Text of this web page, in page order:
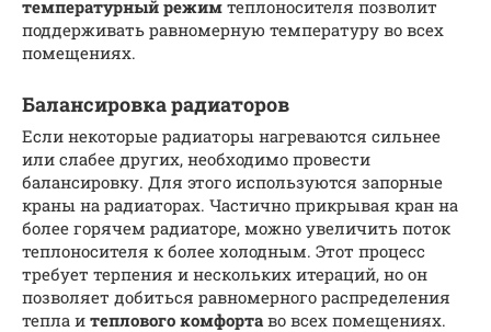
температурный режим теплоносителя позволит
поддерживать равномерную температуру во всех
помещениях.
Балансировка радиаторов
Если некоторые радиаторы нагреваются сильнее
или слабее других, необходимо провести
балансировку. Для этого используются запорные
краны на радиаторах. Частично прикрывая кран на
более горячем радиаторе, можно увеличить поток
теплоносителя к более холодным. Этот процесс
требует терпения и нескольких итераций, но он
позволяет добиться равномерного распределения
тепла и теплового комфорта во всех помещениях.